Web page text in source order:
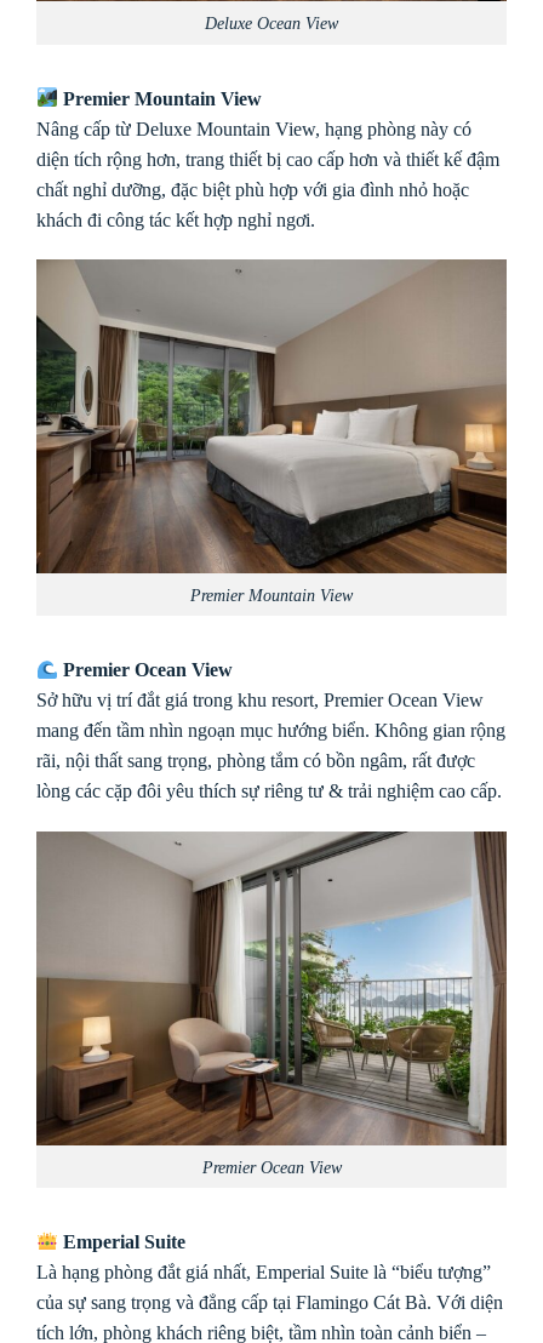
Deluxe Ocean View
Premier Mountain View
Nâng cấp từ Deluxe Mountain View, hạng phòng này có
diện tích rộng hơn, trang thiết bị cao cấp hơn và thiết kế đậm
chất nghỉ dưỡng, đặc biệt phù hợp với gia đình nhỏ hoặc
khách đi công tác kết hợp nghỉ ngơi.
Premier Mountain View
Premier Ocean View
Sở hữu vị trí đắt giá trong khu resort, Premier Ocean View
mang đến tầm nhìn ngoạn mục hướng biển. Không gian rộng
rãi, nội thất sang trọng, phòng tắm có bồn ngâm, rất được
lòng các cặp đôi yêu thích sự riêng tư & trải nghiệm cao cấp.
Premier Ocean View
Emperial Suite
Là hạng phòng đắt giá nhất, Emperial Suite là “biểu tượng”
của sự sang trọng và đẳng cấp tại Flamingo Cát Bà. Với diện
tích lớn, phòng khách riêng biệt, tầm nhìn toàn cảnh biển –